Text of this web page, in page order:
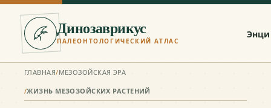
Динозаврикус
ПАЛЕОНТОЛОГИЧЕСКИЙ АТЛАС
ГЛАВНАЯ/МЕЗОЗОЙСКАЯ ЭРА
/ЖИЗНЬ МЕЗОЗОЙСКИХ РАСТЕНИЙ